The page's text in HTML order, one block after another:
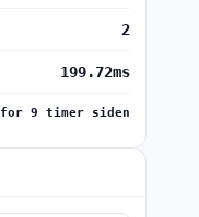
2
199.72ms
for 9 timer siden